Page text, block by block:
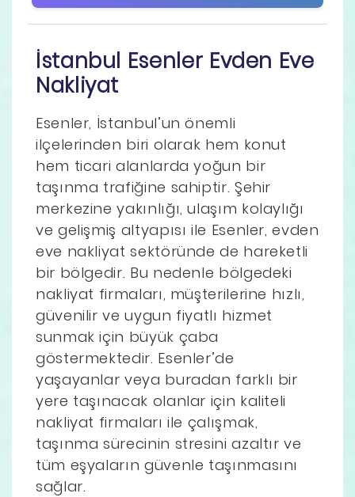
İstanbul Esenler Evden Eve
Nakliyat
Esenler, İstanbul’un önemli
ilçelerinden biri olarak hem konut
hem ticari alanlarda yoğun bir
taşınma trafiğine sahiptir. Şehir
merkezine yakınlığı, ulaşım kolaylığı
ve gelişmiş altyapısı ile Esenler, evden
eve nakliyat sektöründe de hareketli
bir bölgedir. Bu nedenle bölgedeki
nakliyat firmaları, müşterilerine hızlı,
güvenilir ve uygun fiyatlı hizmet
sunmak için büyük çaba
göstermektedir. Esenler’de
yaşayanlar veya buradan farklı bir
yere taşınacak olanlar için kaliteli
nakliyat firmaları ile çalışmak,
taşınma sürecinin stresini azaltır ve
tüm eşyaların güvenle taşınmasını
sağlar.